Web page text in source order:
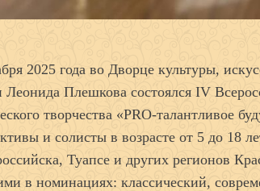
2025 года во Дворце культуры,
Леонида Плешкова состоялся IV
творчества «PRO-талантливое
и солисты в возрасте от 5 до 18
Туапсе и других регионов
в номинациях: классический,